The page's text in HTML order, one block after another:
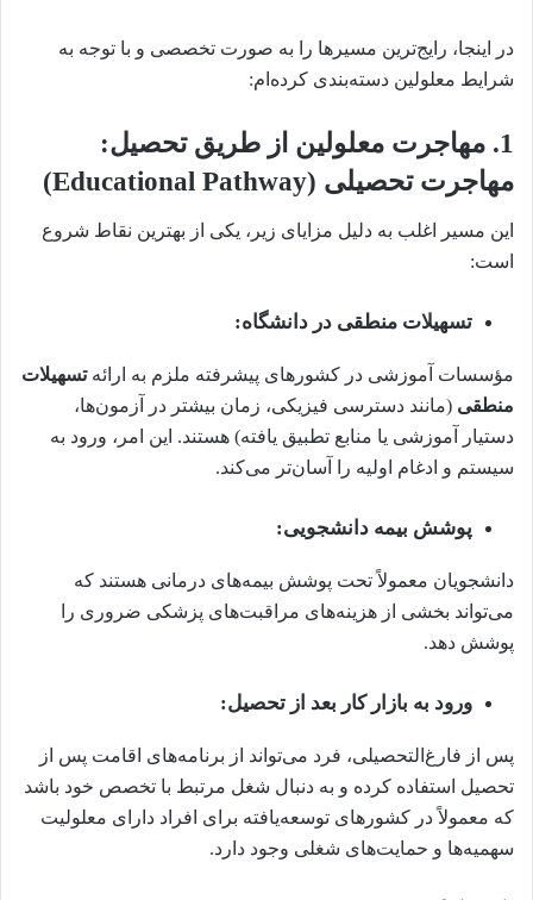
در اینجا، رایج‌ترین مسیرها را به صورت تخصصی و با توجه به
شرایط معلولین دسته‌بندی کرده‌ام:
1. مهاجرت معلولین از طریق تحصیل:
مهاجرت تحصیلی (Educational Pathway)
این مسیر اغلب به دلیل مزایای زیر، یکی از بهترین نقاط شروع
است:
تسهیلات منطقی در دانشگاه:
مؤسسات آموزشی در کشورهای پیشرفته ملزم به ارائهتسهیلات
منطقی (مانند دسترسی فیزیکی، زمان بیشتر در آزمون‌ها،
دستیار آموزشی یا منابع تطبیق یافته) هستند. این امر، ورود به
سیستم و ادغام اولیه را آسان‌تر می‌کند.
پوشش بیمه دانشجویی:
دانشجویان معمولاً تحت پوشش بیمه‌های درمانی هستند که
می‌تواند بخشی از هزینه‌های مراقبت‌های پزشکی ضروری را
پوشش دهد.
ورود به بازار کار بعد از تحصیل:
پس از فارغ‌التحصیلی، فرد می‌تواند از برنامه‌های اقامت پس از
تحصیل استفاده کرده و به دنبال شغل مرتبط با تخصص خود باشد
که معمولاً در کشورهای توسعه‌یافته برای افراد دارای معلولیت
سهمیه‌ها و حمایت‌های شغلی وجود دارد.